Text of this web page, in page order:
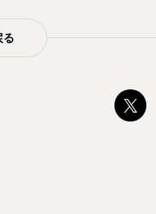
は、今やnVidiaに駆逐さ
との出会いは大学生の
かった私は、体験版を
ものが公開された。私
いた。無料配布など異
っぴきならない事態が
ミカスだった。配布サ
る